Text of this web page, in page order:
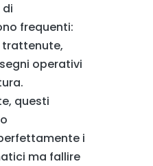
di
frequenti:
trattenute,
operativi
questi
i
ma fallire